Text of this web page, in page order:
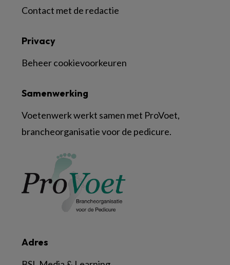
Contact met de redactie
Adres
Samenwerking
Voetenwerk werkt samen met ProVoet,
brancheorganisatie voor de pedicure.
Privacy
Beheer cookievoorkeuren